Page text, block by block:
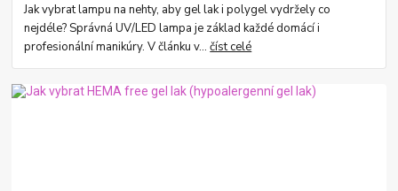
Jak vybrat lampu na nehty, aby gel lak i polygel vydržely co
nejdéle? Správná UV/LED lampa je základ každé domácí i
profesionální manikúry. V článku v...číst celé